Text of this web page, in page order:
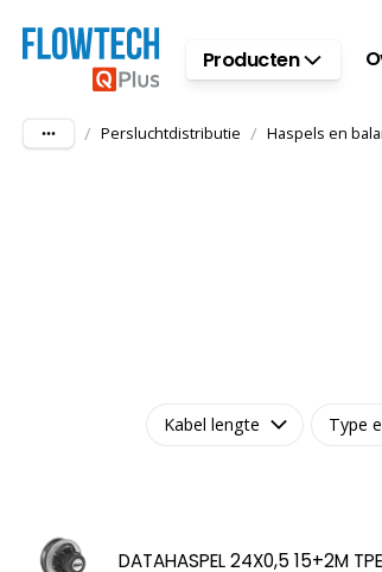
Ga naar hoofdinhoudProducten
/ Persluchtdistributie / Haspels en
Kabel lengte Type
DATAHASPEL 24X0,5 15+2M TPE